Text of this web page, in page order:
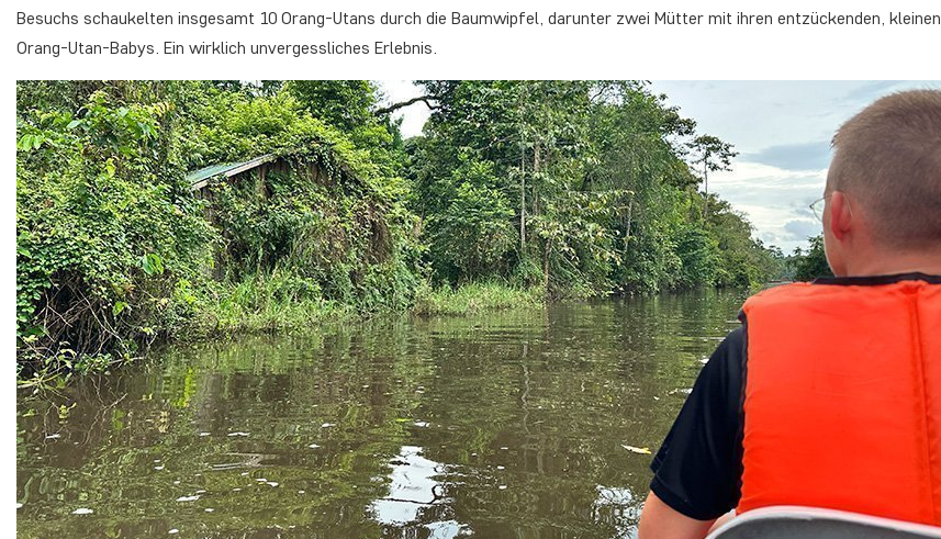
Besuchs schaukelten insgesamt 10 Orang-Utans durch die Baumwipfel, darunter zwei Mütter mit ihren entzückenden, kleinen
Orang-Utan-Babys. Ein wirklich unvergessliches Erlebnis.